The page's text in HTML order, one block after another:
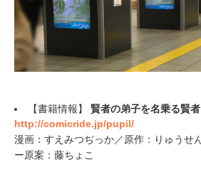
【書籍情報】 賢者の弟子を名乗る賢
http://comicride.jp/pupil/
漫画：すえみつぢっか／原作：りゅうせ
ー原案：藤ちょこ